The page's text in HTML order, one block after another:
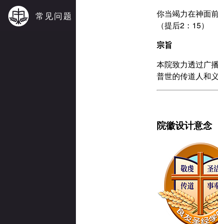
常见问题
你当竭力在神面
（提后2：15）
宗旨
本院致力透过广
普世的传道人和
院徽设计意念